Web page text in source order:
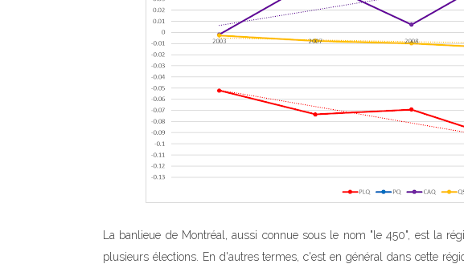
La banlieue de Montréal, aussi connue sous le nom "le 450", est la
plusieurs élections. En d'autres termes, c'est en général dans cette